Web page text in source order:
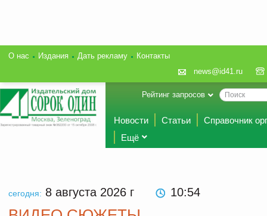
О нас Издания Дать рекламу
Контакты
news@id41.ru
Рейтинг запросов
Новости Статьи
Справочник
Ещё
сегодня: 8 августа 2026 г 10:54